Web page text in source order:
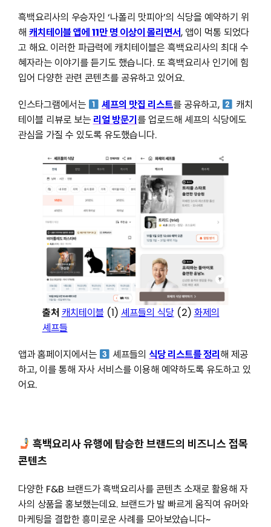
흑백요리사의 우승자인 ‘나폴리 맛피아’의 식당을 예약하기 위
해 캐치테이블 앱에 11만 명 이상이 몰리면서, 앱이 먹통 되었다
고 해요. 이러한 파급력에 캐치테이블은 흑백요리사의 최대 수
혜자라는 이야기를 듣기도 했습니다. 또 흑백요리사 인기에 힘
입어 다양한 관련 콘텐츠를 공유하고 있어요.
인스타그램에서는
셰프의 맛집 리스트를 공유하고,
캐치
테이블 리뷰로 보는 리얼 방문기를 업로드해 셰프의 식당에도
관심을 가질 수 있도록 유도했습니다.
출처 캐치테이블 (1) 셰프들의 식당(2) 화제의
셰프들
앱과 홈페이지에서는
셰프들의 식당 리스트를 정리해 제공
하고, 이를 통해 자사 서비스를 이용해 예약하도록 유도하고 있
어요.
흑백요리사 유행에 탑승한 브랜드의 비즈니스 접목
콘텐츠
다양한 F&B 브랜드가 흑백요리사를 콘텐츠 소재로 활용해 자
사의 상품을 홍보했는데요. 브랜드가 발 빠르게 움직여 유머와
마케팅을 결합한 흥미로운 사례를 모아보았습니다~